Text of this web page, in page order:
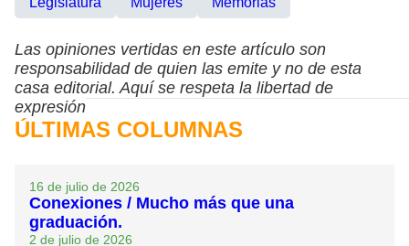
Las opiniones vertidas en este artículo son
responsabilidad de quien las emite y no de esta
casa editorial. Aquí se respeta la libertad de
expresión
ÚLTIMAS COLUMNAS
16 de julio de 2026
Conexiones / Mucho más que una
graduación.
2 de julio de 2026